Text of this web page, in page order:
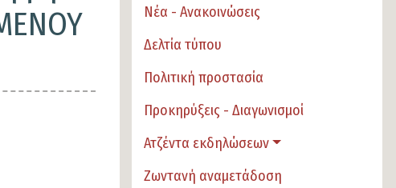
Νέα - Ανακοινώσεις
Δελτία τύπου
Πολιτική προστασία
Προκηρύξεις - Διαγωνισμοί
Ατζέντα εκδηλώσεων
Ζωντανή αναμετάδοση